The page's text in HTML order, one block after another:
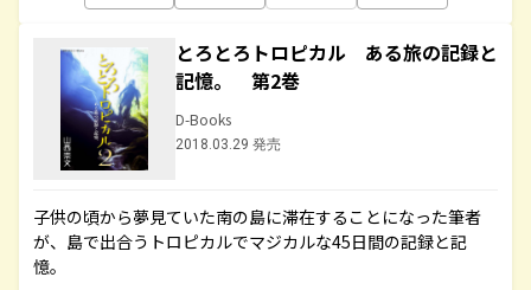
とろとろトロピカル ある旅の記録と
記憶。 第2巻
D-Books
2018.03.29 発売
子供の頃から夢見ていた南の島に滞在することになった筆者
が、島で出合うトロピカルでマジカルな45日間の記録と記
憶。